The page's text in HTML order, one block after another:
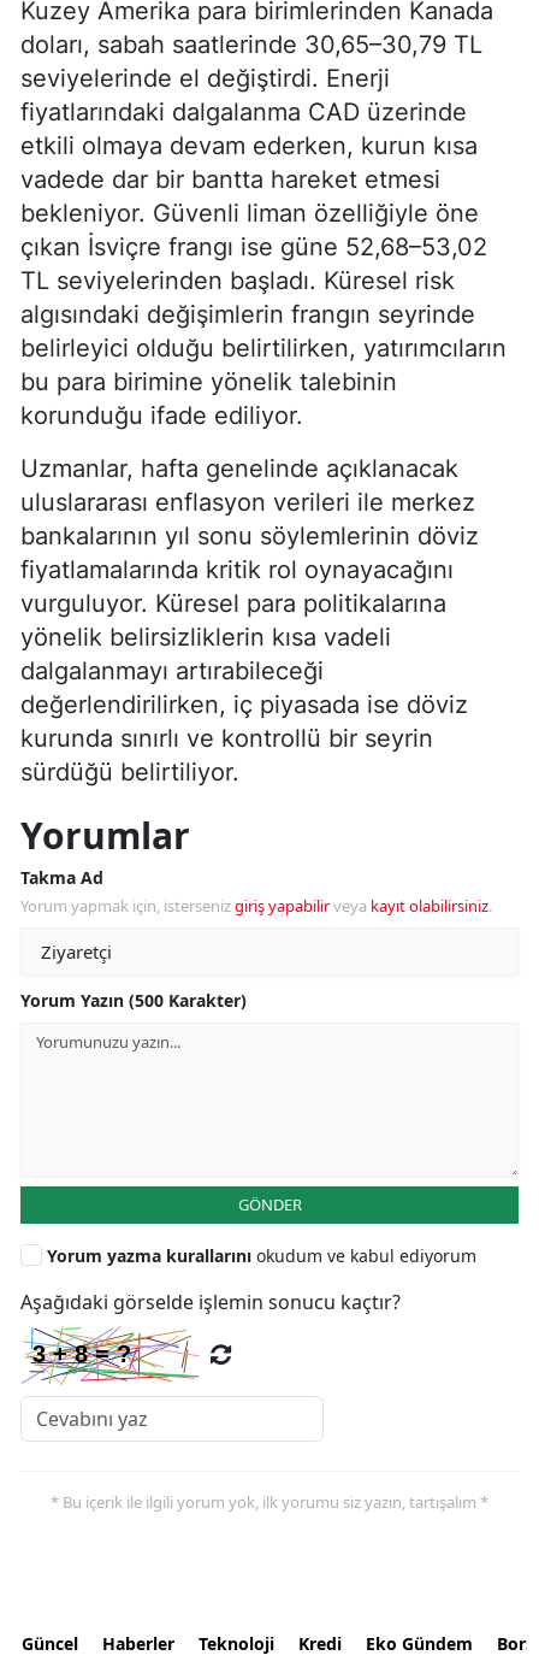
Kuzey Amerika para birimlerinden Kanada
doları, sabah saatlerinde 30,65–30,79 TL
seviyelerinde el değiştirdi. Enerji
fiyatlarındaki dalgalanma CAD üzerinde
etkili olmaya devam ederken, kurun kısa
vadede dar bir bantta hareket etmesi
bekleniyor. Güvenli liman özelliğiyle öne
çıkan İsviçre frangı ise güne 52,68–53,02
TL seviyelerinden başladı. Küresel risk
algısındaki değişimlerin frangın seyrinde
belirleyici olduğu belirtilirken, yatırımcıların
bu para birimine yönelik talebinin
korunduğu ifade ediliyor.
Uzmanlar, hafta genelinde açıklanacak
uluslararası enflasyon verileri ile merkez
bankalarının yıl sonu söylemlerinin döviz
fiyatlamalarında kritik rol oynayacağını
vurguluyor. Küresel para politikalarına
yönelik belirsizliklerin kısa vadeli
dalgalanmayı artırabileceği
değerlendirilirken, iç piyasada ise döviz
kurunda sınırlı ve kontrollü bir seyrin
sürdüğü belirtiliyor.
Yorumlar
Takma Ad
Yorum yapmak için, istersenizgiriş yapabilirveya kayıt olabilirsiniz.
Yorum Yazın (500 Karakter)
GÖNDER
Yorum yazma kurallarını okudum ve kabul ediyorum
Aşağıdaki görselde işlemin sonucu kaçtır?
* Bu içerik ile ilgili yorum yok, ilk yorumu siz yazın, tartışalım *
Güncel Haberler Teknoloji Kredi Eko Gündem